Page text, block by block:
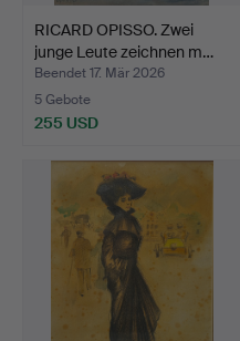
RICARD OPISSO. Zwei
junge Leute zeichnen m…
Beendet 17. Mär 2026
5 Gebote
255 USD